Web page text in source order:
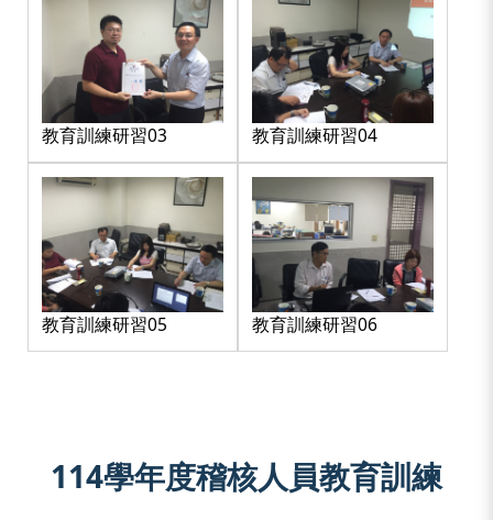
教育訓練研習03 教育訓練研習04
教育訓練研習05 教育訓練研習06
114學年度稽核人員教育訓練